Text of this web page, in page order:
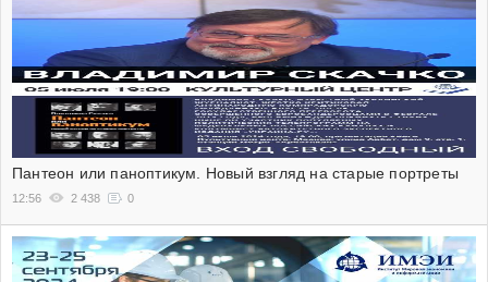
Пантеон или паноптикум. Новый взгляд на старые портреты
12:56 2 438 0